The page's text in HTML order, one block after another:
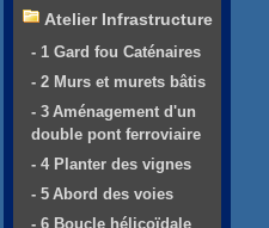
Atelier Infrastructure
- 1 Gard fou Caténaires
- 2 Murs et murets bâtis
- 3 Aménagement d'un
double pont ferroviaire
- 4 Planter des vignes
- 5 Abord des voies
- 6 Boucle hélicoïdale